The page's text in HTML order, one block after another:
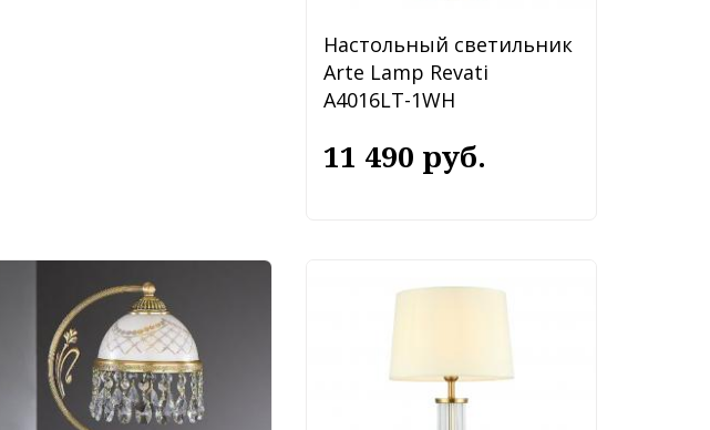
Настольный светильник
Arte Lamp Revati
A4016LT-1WH
11 490 руб.